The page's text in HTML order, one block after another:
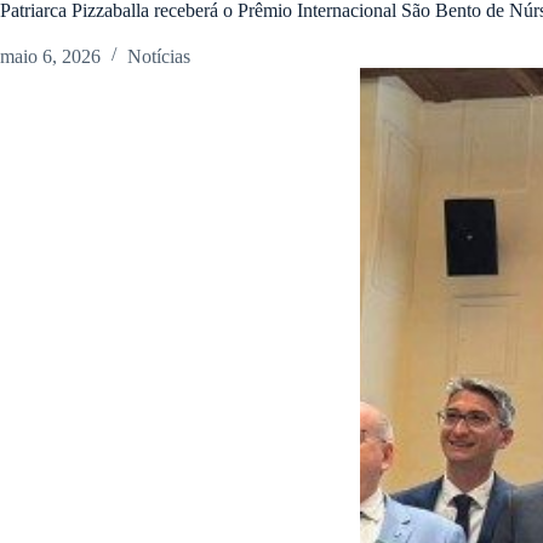
Patriarca Pizzaballa receberá o Prêmio Internacional São Bento de
maio 6, 2026 Notícias